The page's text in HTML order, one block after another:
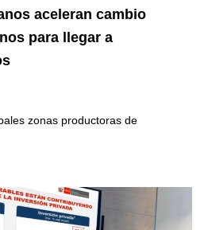
aceleran cambio
para llegar a
zonas productoras de